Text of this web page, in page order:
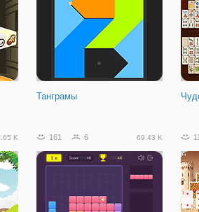
Драгоценный Пазл - 3 в ряд
Танграмы
K 161 6 69.43 K